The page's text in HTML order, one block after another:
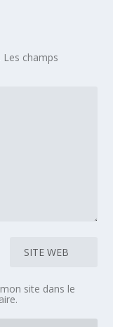
Les champs
site dans le